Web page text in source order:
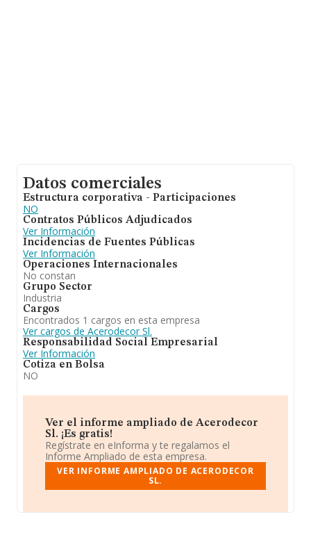
Datos comerciales
Estructura corporativa - Participaciones
NO
Contratos Públicos Adjudicados
Ver Información
Incidencias de Fuentes Públicas
Ver Información
Operaciones Internacionales
No constan
Grupo Sector
Industria
Cargos
Encontrados 1 cargos en esta empresa
Ver cargos de Acerodecor Sl.
Responsabilidad Social Empresarial
Ver Información
Cotiza en Bolsa
NO
Ver el informe ampliado de Acerodecor
Sl. ¡Es gratis!
Regístrate en eInforma y te regalamos el
Informe Ampliado de esta empresa.
VER INFORME AMPLIADO DE ACERODECOR
SL.